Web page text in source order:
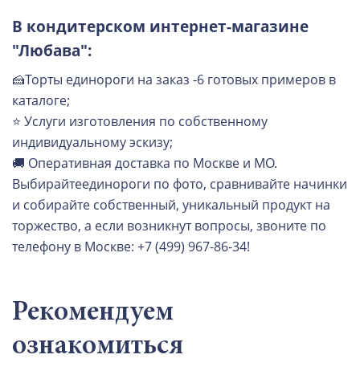
В кондитерском интернет-магазине
"Любава":
🍰Торты единороги на заказ -6 готовых примеров в
каталоге;
⭐ Услуги изготовления по собственному
индивидуальному эскизу;
🚚 Оперативная доставка по Москве и МО.
Выбирайтеединороги по фото, сравнивайте начинки
и собирайте собственный, уникальный продукт на
торжество, а если возникнут вопросы, звоните по
телефону в Москве: +7 (499) 967-86-34!
Рекомендуем
ознакомиться